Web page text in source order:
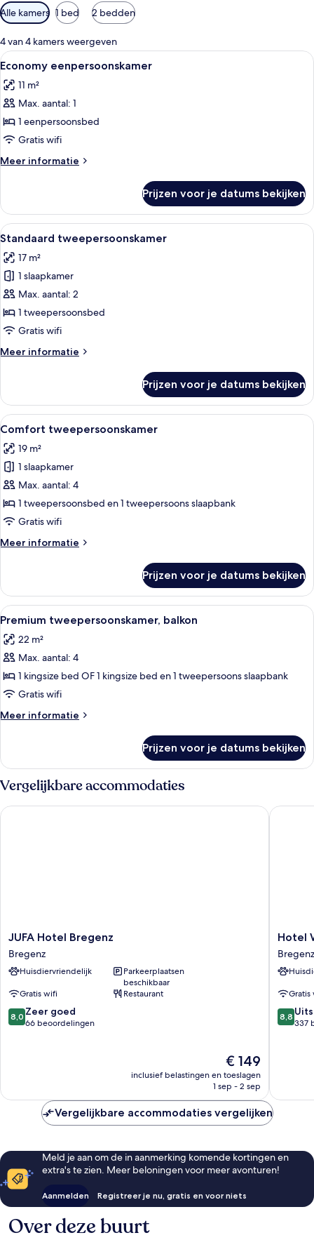
Beschikbare
filters
voor
kamers
Alle kamers 1 bed 2 bedden
4 van 4 kamers weergeven
Alle
foto's
voor
Economy
eenpersoonskamer
laden
Een kleine hotelkamer met een
4
Economy eenpersoonskamer
11 m²
Max. aantal: 1
1 eenpersoonsbed
Gratis wifi
Meer informatie
Meer
eenpersoonskamer
Prijzen voor je datums bekijken
Alle
foto's
voor
Standaard
tweepersoonskamer
laden
Een hotelkamer met een bed, een
5
Standaard tweepersoonskamer
17 m²
1 slaapkamer
Max. aantal: 2
1 tweepersoonsbed
Gratis wifi
Meer informatie
Meer
tweepersoonskamer
Prijzen voor je datums bekijken
Alle
foto's
voor
Comfort
tweepersoonskamer
laden
Een hotelkamer met een bed, een
7
Comfort tweepersoonskamer
19 m²
1 slaapkamer
Max. aantal: 4
1 tweepersoonsbed en 1 tweepersoons slaapbank
Gratis wifi
Meer informatie
Meer
tweepersoonskamer
Prijzen voor je datums bekijken
Alle
foto's
voor
Premium
tweepersoonskamer,
balkon
laden
Een moderne slaapkamer met een
8
Premium tweepersoonskamer, balkon
22 m²
Max. aantal: 4
1 kingsize bed OF 1 kingsize bed en 1 tweepersoons slaapbank
Gratis wifi
Meer informatie
Meer
tweepersoonskamer,
balkon
Prijzen voor je datums bekijken
Vergelijkbare accommodaties
JUFA
Hotel
Bregenz
Bregenz
JUFA Hotel Bregenz
Bregenz
Huisdiervriendelijk
Parkeerplaatsen
beschikbaar
Gratis wifi
Restaurant
8.0
van
8,0 Zeer goed
66 beoordelingen
De
prijs
is
€ 149
inclusief belastingen en toeslagen
1 sep - 2 sep
JUFA Hotel Bregenz
Hotel
Weisses
Kreuz
Bregenz
Hotel
Bregenz
Gratis
8.8
van
8,8
337
Hotel
Vergelijkbare accommodaties vergelijken
Meld je aan om de in aanmerking komende kortingen en
extra's te zien. Meer beloningen voor meer avonturen!
Aanmelden Registreer je nu, gratis en voor niets
Over deze buurt